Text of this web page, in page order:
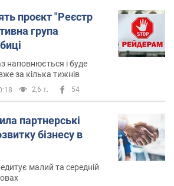
проєкт "Реєстр
група
наповнюється і буде
за кілька тижнів
2,6 т. 54
партнерські
бізнесу в
малий та середній